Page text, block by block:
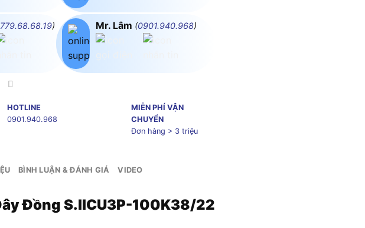
) Mr. Lâm (0901.940.968)
HOTLINE
0901.940.968
MIỄN PHÍ VẬN
CHUYỂN
Đơn hàng > 3 triệu
BÌNH LUẬN & ĐÁNH GIÁ VIDEO
Đồng S.IICU3P-100K38/22